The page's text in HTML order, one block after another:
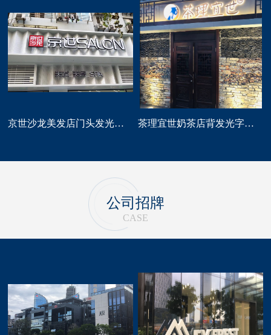
京世沙龙美发店门头发光字招牌定做 茶理宜世奶茶店背发光字门头招牌制作安装
公司招牌
CASE